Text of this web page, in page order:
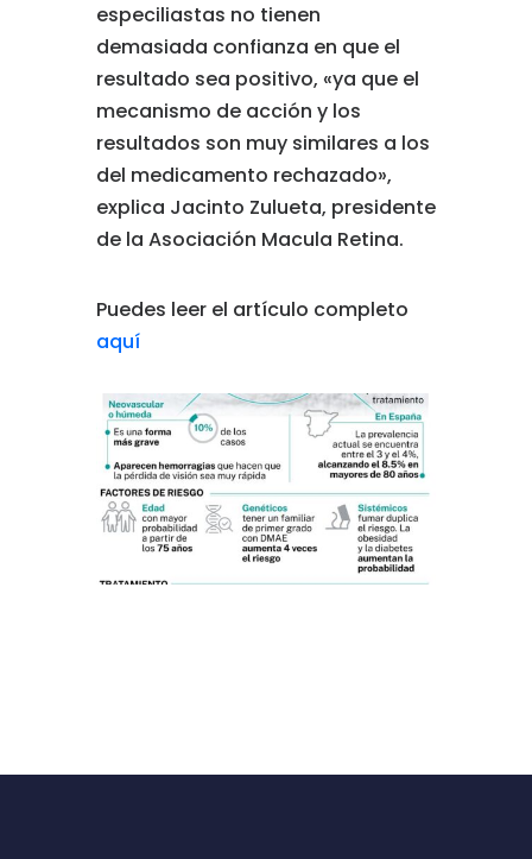
especiliastas no tienen
demasiada confianza en que el
resultado sea positivo, «ya que el
mecanismo de acción y los
resultados son muy similares a los
del medicamento rechazado»,
explica Jacinto Zulueta, presidente
de la Asociación Macula Retina.
Puedes leer el artículo completo
aquí